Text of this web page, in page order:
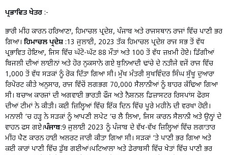
ਪ੍ਰਭਾਵਿਤ ਖੇਤਰ :-
ਭਾਰੀ ਮੀਂਹ ਕਾਰਨ ਹਰਿਆਣਾ, ਹਿਮਾਚਲ ਪ੍ਰਦੇਸ਼, ਪੰਜਾਬ ਅਤੇ ਰਾਜਸਥਾਨ ਰਾਜਾਂ ਵਿੱਚ ਪਾਣੀ ਭਰ
ਗਿਆ। ਹਿਮਾਚਲ ਪ੍ਰਦੇਸ਼ :13 ਜੁਲਾਈ, 2023 ਤੱਕ ਹਿਮਾਚਲ ਪ੍ਰਦੇਸ਼ ਰਾਜ ਸਭ ਤੋਂ ਵੱਧ
ਪ੍ਰਭਾਵਿਤ ਹੋਇਆ, ਜਿਸ ਵਿੱਚ ਘੱਟੋ-ਘੱਟ 88 ਮੌਤਾਂ ਅਤੇ 100 ਤੋਂ ਵੱਧ ਜ਼ਖ਼ਮੀ ਹੋਏ। ਡਿੱਗੀਆਂ
ਬਿਜਲੀ ਦੀਆਂ ਲਾਈਨਾਂ ਅਤੇ ਹੋਰ ਨੁਕਸਾਨੇ ਗਏ ਬੁਨਿਆਦੀ ਢਾਂਚੇ ਦੇ ਨਤੀਜੇ ਵਜੋਂ ਰਾਜ ਵਿੱਚ
1,000 ਤੋਂ ਵੱਧ ਸੜਕਾਂ ਨੂੰ ਰੋਕ ਦਿੱਤਾ ਗਿਆ ਸੀ। ਮੁੱਖ ਮੰਤਰੀ ਸੁਖਵਿੰਦਰ ਸਿੰਘ ਸੁੱਖੂ ਦੁਆਰਾ
ਰਿਪੋਰਟ ਕੀਤੇ ਅਨੁਸਾਰ, ਰਾਜ ਵਿੱਚੋਂ ਲਗਭਗ 70,000 ਸੈਲਾਨੀਆਂ ਨੂੰ ਬਾਹਰ ਕੱਢਿਆ ਗਿਆ
ਸੀ। ਬਚਾਅ ਕਾਰਜਾਂ ਦੀ ਅਗਵਾਈ ਭਾਰਤੀ ਫੌਜ ਅਤੇ ਨੈਸ਼ਨਲ ਡਿਜ਼ਾਸਟਰ ਰਿਸਪਾਂਸ ਫੋਰਸ
ਦੀਆਂ ਟੀਮਾਂ ਨੇ ਕੀਤੀ। ਕਈ ਜ਼ਿਲ੍ਹਿਆਂ ਵਿੱਚ ਇੱਕ ਦਿਨ ਵਿੱਚ ਪੂਰੇ ਮਹੀਨੇ ਦੀ ਵਰਖਾ ਹੋਈ।
ਮਨਾਲੀ ‘ਚ ਹੜ੍ਹ ਨੇ ਸੜਕਾਂ ਨੂੰ ਆਪਣੀ ਲਪੇਟ ‘ਚ ਲੈ ਲਿਆ, ਜਿਸ ਕਾਰਨ ਸੈਲਾਨੀ ਅਤੇ ਉਨ੍ਹਾਂ ਦੇ
ਵਾਹਨ ਫਸ ਗਏ।ਪੰਜਾਬ:9 ਜੁਲਾਈ 2023 ਨੂੰ ਪੰਜਾਬ ਦੇ ਵੱਖ-ਵੱਖ ਜ਼ਿਲ੍ਹਿਆਂ ਵਿੱਚ ਲਗਾਤਾਰ
ਮੀਂਹ ਪੈਣ ਕਾਰਨ ਹਾਈ ਅਲਰਟ ਜਾਰੀ ਕੀਤਾ ਗਿਆ ਸੀ। ਸੜਕਾਂ ‘ਤੇ ਪਾਣੀ ਭਰ ਗਿਆ ਅਤੇ
ਕਈ ਕਾਰਾਂ ਪਾਣੀ ਵਿੱਚ ਡੁੱਬ ਗਈਆਂ।ਪਟਿਆਲਾ ਅਤੇ ਡੇਰਾਬਸੀ ਵਿੱਚ ਖੇਤਾਂ ਵਿੱਚ ਪਾਣੀ ਭਰ